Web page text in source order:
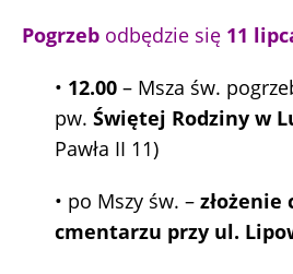
Pogrzeb odbędzie się 11
• 12.00 – Msza św.
pw. Świętej Rodziny w
Pawła II 11)
• po Mszy św. – złożenie
cmentarzu przy ul.